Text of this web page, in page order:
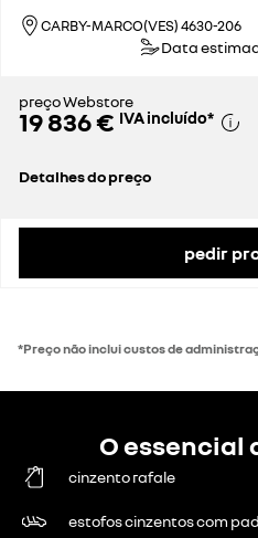
CARBY-MARCO(VES) 4630-206
Data
preço Webstore
19 836 € IVA incluído*
Detalhes do preço
Taxa de IVA
preço de catálogo com impostos
pedir
*Preço não inclui custos de
O essencial
cinzento rafale
estofos cinzentos com